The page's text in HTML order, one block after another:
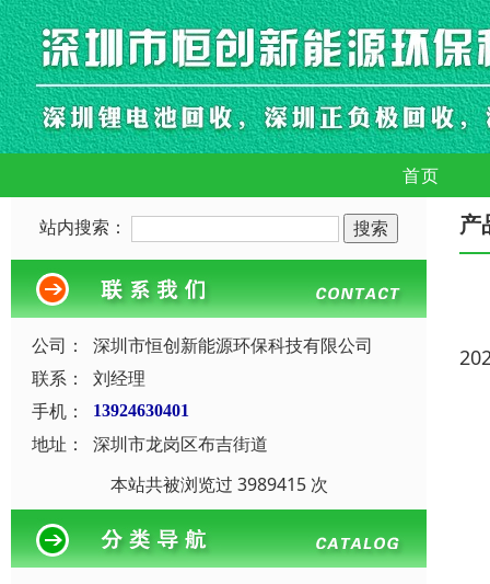
首页
站内搜索：
公司：
深圳市恒创新能源环保科技有限公司
联系：
刘经理
手机：
13924630401
地址：
深圳市龙岗区布吉街道
本站共被浏览过 3989415 次
产